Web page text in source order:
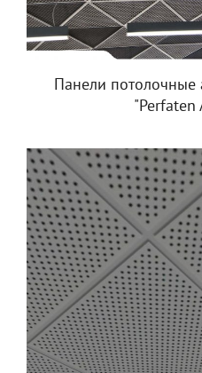
Панели потолочные
"Perfaten